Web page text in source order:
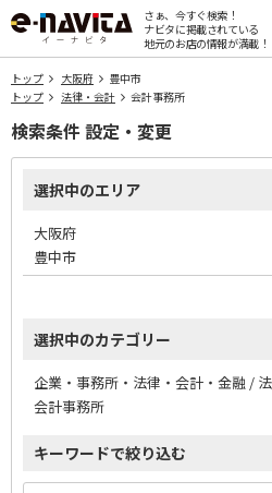
さぁ、今すぐ検索！
ナビタに掲載されている
地元のお店の情報が満載！
トップ 大阪府
豊中市
トップ
法律・会計 会計事務所
検索条件 設定・変更
選択中のエリア
大阪府
豊中市
選択中のカテゴリー
企業・事務所・法律・会計・金融 /
会計事務所
キーワードで絞り込む